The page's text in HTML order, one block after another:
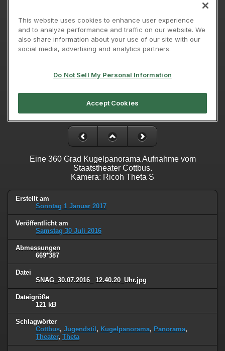
Eine 360 Grad Kugelpanorama Aufnahme vom
Staatstheater Cottbus.
Kamera: Ricoh Theta S
Erstellt am
Sonntag 1 Januar 2017
Veröffentlicht am
Samstag 30 Juli 2016
Abmessungen
669*387
Datei
SNAG_30.07.2016_ 12.40.20_Uhr.jpg
Dateigröße
121 kB
Schlagwörter
Cottbus, Jugendstil, Kugelpanorama, Panorama,
Theater, Theta